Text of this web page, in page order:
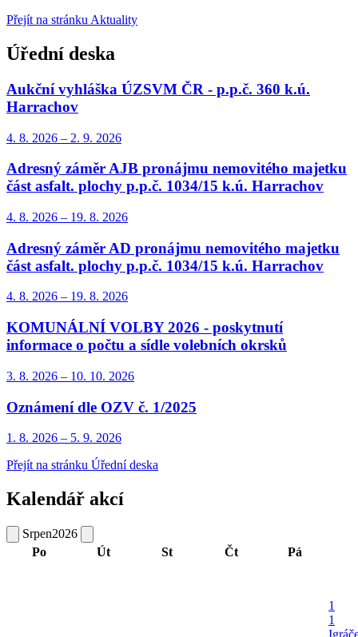
Přejít na stránku Aktuality
Úřední deska
Aukční vyhláška ÚZSVM ČR - p.p.č. 360 k.ú.
Harrachov
4. 8. 2026 – 2. 9. 2026
Adresný záměr AJB pronájmu nemovitého majetku
část asfalt. plochy p.p.č. 1034/15 k.ú. Harrachov
4. 8. 2026 – 19. 8. 2026
Adresný záměr AD pronájmu nemovitého majetku
část asfalt. plochy p.p.č. 1034/15 k.ú. Harrachov
4. 8. 2026 – 19. 8. 2026
KOMUNÁLNÍ VOLBY 2026 - poskytnutí
informace o počtu a sídle volebních okrsků
3. 8. 2026 – 10. 10. 2026
Oznámení dle OZV č. 1/2025
1. 8. 2026 – 5. 9. 2026
Přejít na stránku Úřední deska
Kalendář akcí
Srpen2026
Po
Út St Čt Pá
1
1